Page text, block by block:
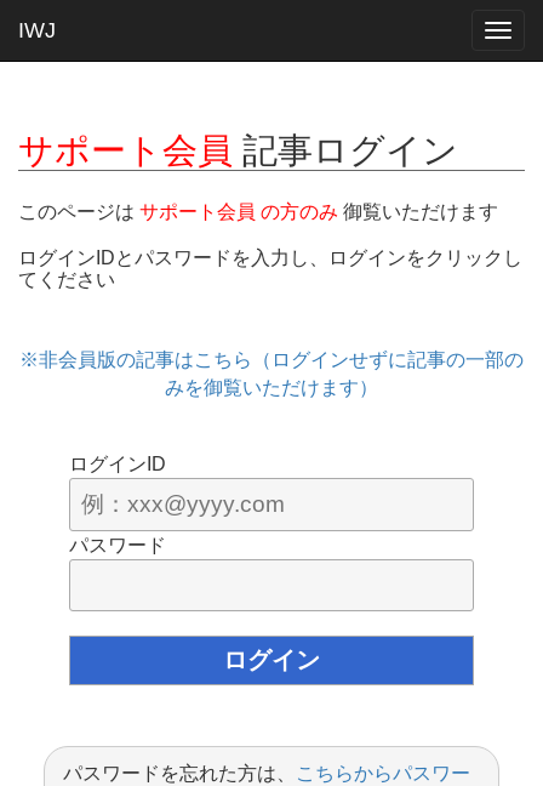
IWJ
サポート会員 記事ログイン
このページは サポート会員 の方のみ 御覧いただけます
ログインIDとパスワードを入力し、ログインをクリックし
てください
※非会員版の記事はこちら（ログインせずに記事の一部の
みを御覧いただけます）
ログインID
パスワード
パスワードを忘れた方は、
こちらからパスワー